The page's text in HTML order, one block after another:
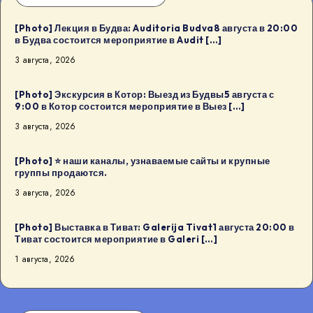
[Photo] Лекция в Будва: Auditoria Budva8 августа в 20:00
в Будва состоится мероприятие в Audit […]
3 августа, 2026
[Photo] Экскурсия в Котор: Выезд из Будвы5 августа с
9:00 в Котор состоится мероприятие в Выез […]
3 августа, 2026
[Photo] ⭐️ наши каналы, узнаваемые сайты и крупные
группы продаются.
3 августа, 2026
[Photo] Выставка в Тиват: Galerija Tivat1 августа 20:00 в
Тиват состоится мероприятие в Galeri […]
1 августа, 2026